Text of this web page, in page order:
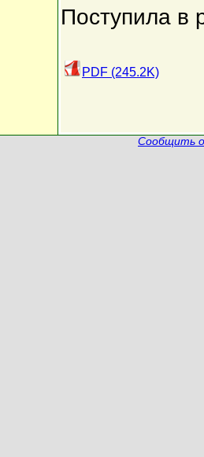
Поступила в
PDF (245.2K)
Сообщить о